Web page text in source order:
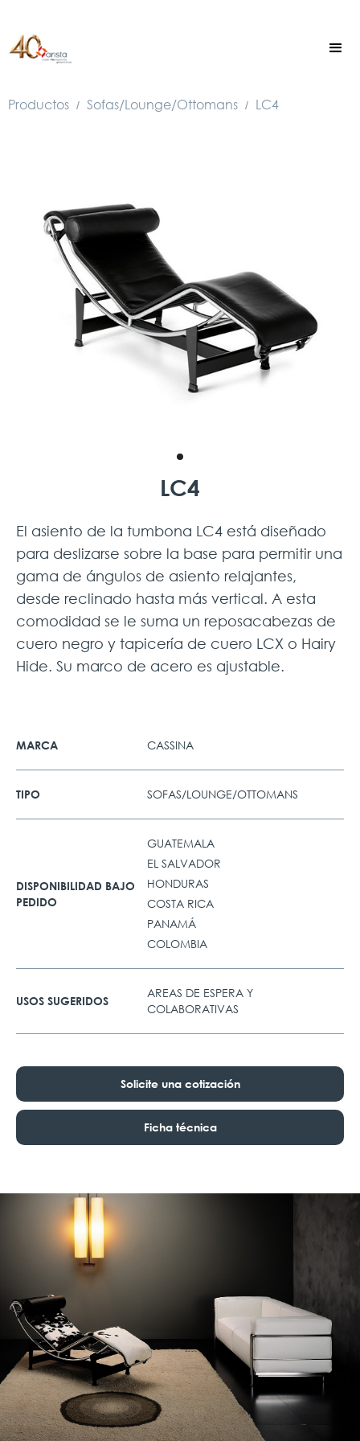
Productos / Sofas/Lounge/Ottomans / LC4
LC4
El asiento de la tumbona LC4 está diseñado
para deslizarse sobre la base para permitir una
gama de ángulos de asiento relajantes,
desde reclinado hasta más vertical. A esta
comodidad se le suma un reposacabezas de
cuero negro y tapicería de cuero LCX o Hairy
Hide. Su marco de acero es ajustable.
MARCA CASSINA
TIPO SOFAS/LOUNGE/OTTOMANS
DISPONIBILIDAD BAJO
PEDIDO
GUATEMALA
EL SALVADOR
HONDURAS
COSTA RICA
PANAMÁ
COLOMBIA
USOS SUGERIDOS
AREAS DE ESPERA Y
COLABORATIVAS
Solicite una cotización
Ficha técnica